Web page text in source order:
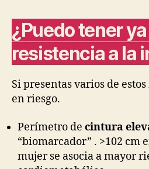
¿Puedo tener
resistencia a la
Si presentas varios de
en riesgo.
Perímetro de cintura
“biomarcador” . >102 cm
mujer se asocia a mayor